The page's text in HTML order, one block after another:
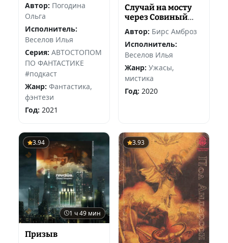
Автор: Погодина
Ольга
Исполнитель:
Веселов Илья
Серия: АВТОСТОПОМ
ПО ФАНТАСТИКЕ
#подкаст
Жанр: Фантастика,
фэнтези
Год: 2021
Случай на мосту
через Совиный
ручей
Автор: Бирс Амброз
Исполнитель:
Веселов Илья
Жанр: Ужасы,
мистика
Год: 2020
3.94
1 ч 49 мин
Призыв
3.93